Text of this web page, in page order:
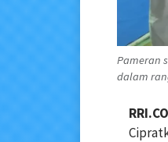
Pameran
dalam